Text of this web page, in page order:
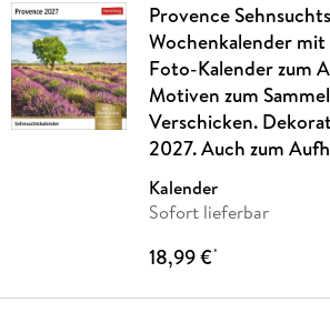
Provence
Wochenkalender
Foto-Kalender zum
Motiven zum
Verschicken.
2027. Auch zum
Kalender
Sofort lieferbar
18,99 €*